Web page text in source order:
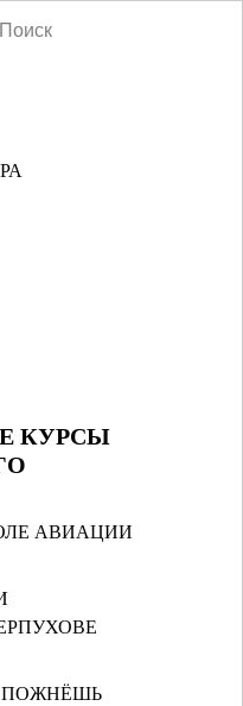
Поиск
КУРСЫ
АВИАЦИИ
ПОЖНЁШЬ